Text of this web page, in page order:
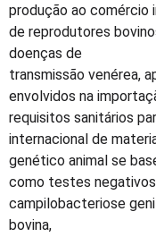
produção ao comércio
de reprodutores
doenças de
transmissão venérea,
envolvidos na
requisitos sanitários
internacional de
genético animal se
como testes
campilobacteriose
bovina,